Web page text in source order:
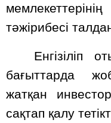
тәжірибесі
Енгізіліп
бағыттарда
жатқан
сақтап қалу